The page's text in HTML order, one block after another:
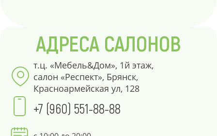
АДРЕСА САЛОНОВ
т.ц. «Мебель&Дом», 1й этаж,
салон «Респект», Брянск,
Красноармейская ул, 128
+7 (960) 551-88-88